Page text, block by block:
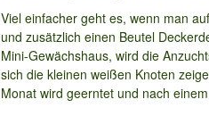
Viel einfacher geht es, wenn man
und zusätzlich einen Beutel
Mini-Gewächshaus, wird die
sich die kleinen weißen Knoten
Monat wird geerntet und nach